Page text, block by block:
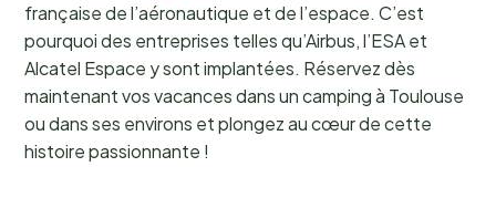
française de l’aéronautique et de l’espace. C’est
pourquoi des entreprises telles qu’Airbus, l’ESA et
Alcatel Espace y sont implantées. Réservez dès
maintenant vos vacances dans un camping à Toulouse
ou dans ses environs et plongez au cœur de cette
histoire passionnante !